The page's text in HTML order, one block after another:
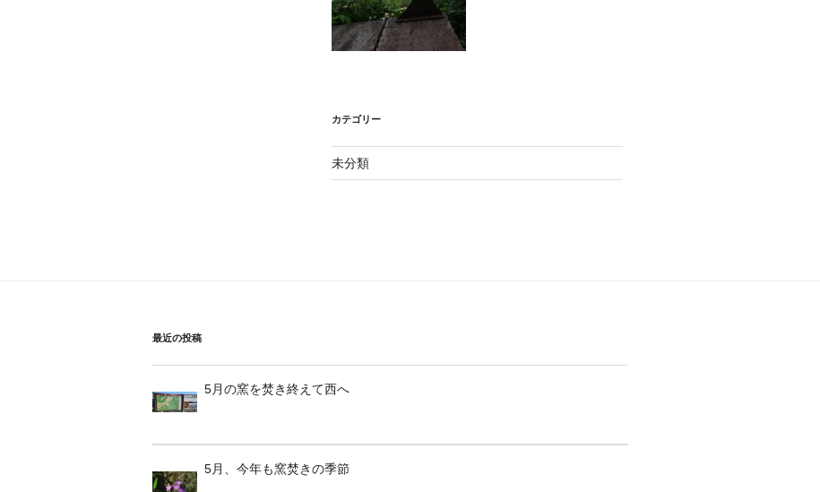
カテゴリー
未分類
最近の投稿
5月の窯を焚き終えて西へ
5月、今年も窯焚きの季節